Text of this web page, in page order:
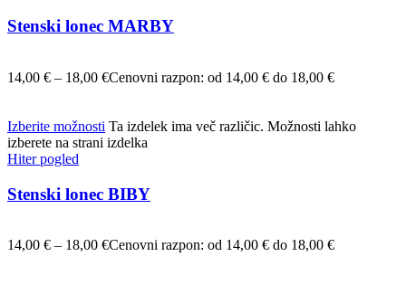
Stenski lonec MARBY
14,00 € – 18,00 €Cenovni razpon: od 14,00 € do 18,00 €
Izberite možnosti Ta izdelek ima več različic. Možnosti lahko
izberete na strani izdelka
Hiter pogled
Stenski lonec BIBY
14,00 € – 18,00 €Cenovni razpon: od 14,00 € do 18,00 €